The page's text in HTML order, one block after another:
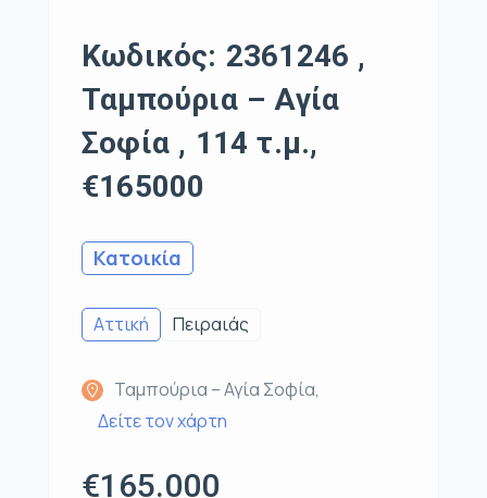
Κωδικός: 2361246 ,
Ταμπούρια – Αγία
Σοφία , 114 τ.μ.,
€165000
Κατοικία
Αττική Πειραιάς
Ταμπούρια – Αγία Σοφία,
Δείτε τον χάρτη
€165.000